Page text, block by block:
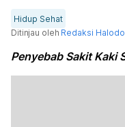
Hidup Sehat
Ditinjau oleh Redaksi
Penyebab Sakit Kaki